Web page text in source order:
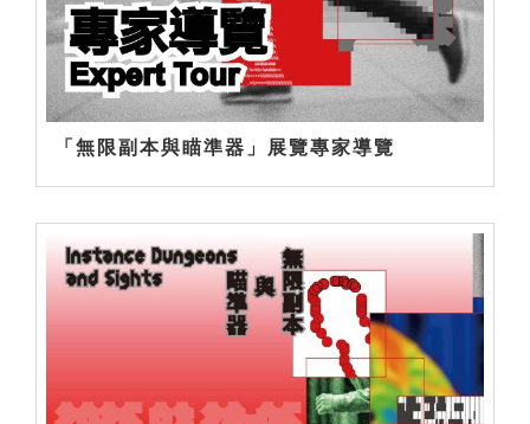
「無限副本與瞄準器」展覽專家導覽